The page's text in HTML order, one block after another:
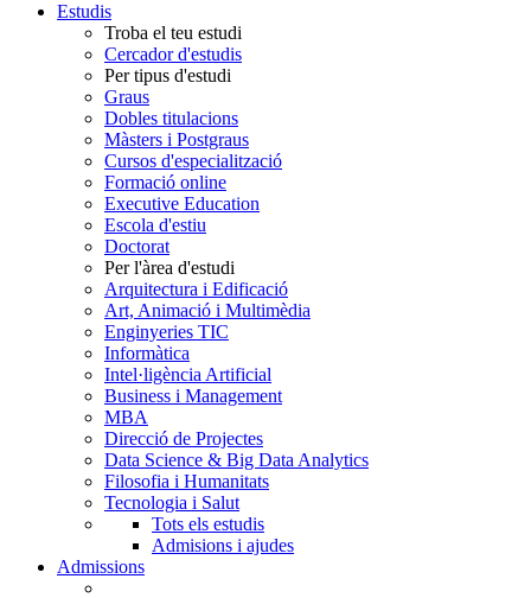
Estudis
Troba el teu estudi
Cercador d'estudis
Per tipus d'estudi
Graus
Dobles titulacions
Màsters i Postgraus
Cursos d'especialització
Formació online
Executive Education
Escola d'estiu
Doctorat
Per l'àrea d'estudi
Arquitectura i Edificació
Art, Animació i Multimèdia
Enginyeries TIC
Informàtica
Intel·ligència Artificial
Business i Management
MBA
Direcció de Projectes
Data Science & Big Data Analytics
Filosofia i Humanitats
Tecnologia i Salut
Tots els estudis
Admisions i ajudes
Admissions